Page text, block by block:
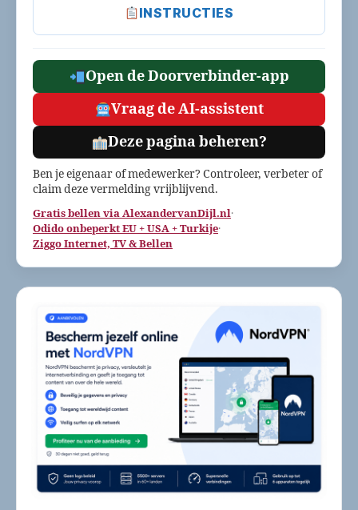
INSTRUCTIES
Open de Doorverbinder-app
Vraag de AI-assistent
Deze pagina beheren?
Ben je eigenaar of medewerker? Controleer, verbeter of
claim deze vermelding vrijblijvend.
Gratis bellen via AlexandervanDijl.nl·
Odido onbeperkt EU + USA + Turkije·
Ziggo Internet, TV & Bellen